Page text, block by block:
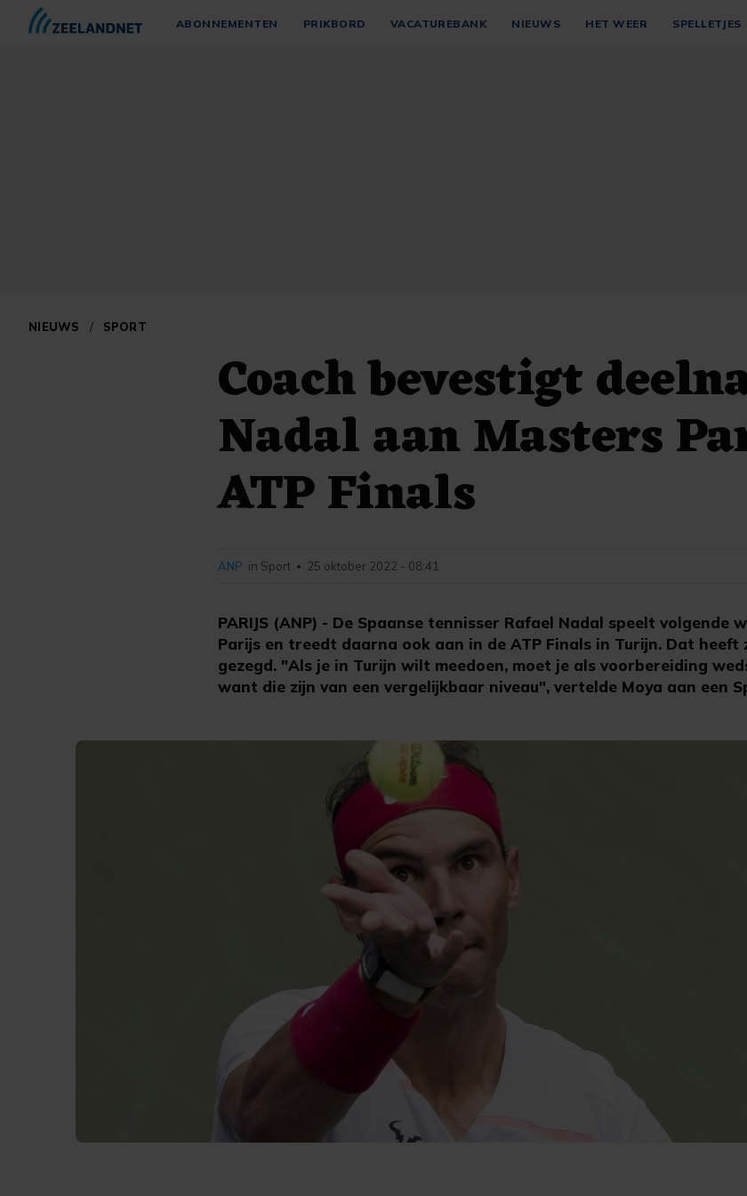
ABONNEMENTEN PRIKBORD VACATUREBANK NIEUWS HET WEER SPELLETJES
NIEUWS / SPORT
Coach bevestigt
Nadal aan Masters
ATP Finals
PARIJS (ANP) - De Spaanse tennisser Rafael Nadal speelt volgende
Parijs en treedt daarna ook aan in de ATP Finals in Turijn. Dat heeft
gezegd. "Als je in Turijn wilt meedoen, moet je als voorbereiding
want die zijn van een vergelijkbaar niveau", vertelde Moya aan een
ANP in Sport • 25 oktober 2022 - 08:41